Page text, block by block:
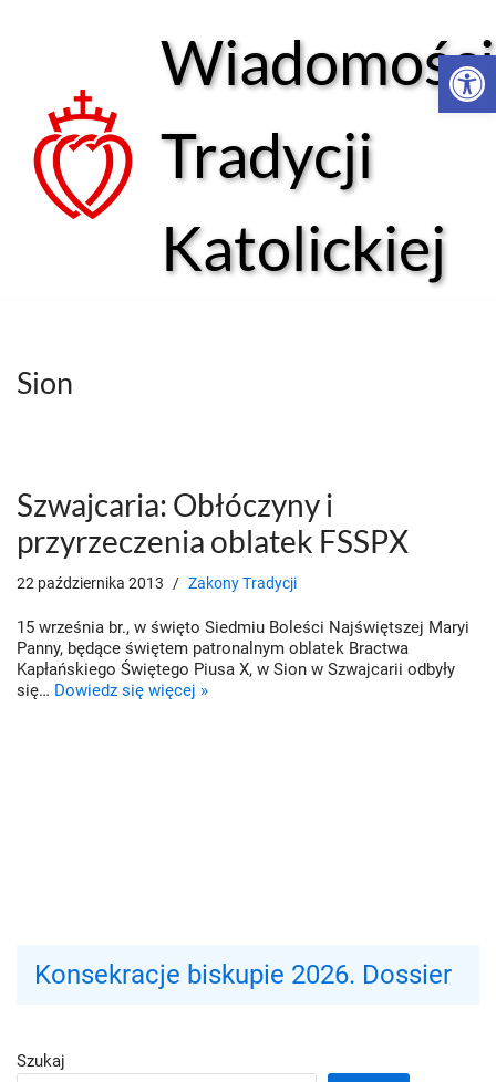
treści
Wiadomości
Tradycji
Katolickiej
Sion
Szwajcaria: Obłóczyny i
przyrzeczenia oblatek FSSPX
22 października 2013 Zakony Tradycji
15 września br., w święto Siedmiu Boleści Najświętszej Maryi
Panny, będące świętem patronalnym oblatek Bractwa
Kapłańskiego Świętego Piusa X, w Sion w Szwajcarii odbyły
się… Dowiedz się więcej »
Konsekracje biskupie 2026. Dossier
Szukaj